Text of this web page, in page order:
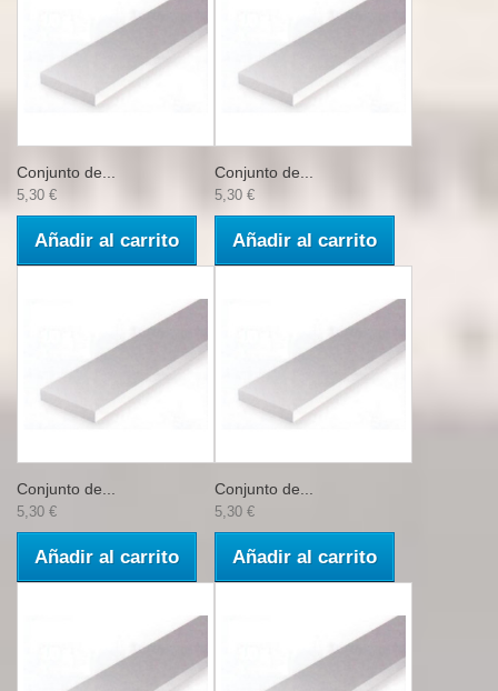
Conjunto de...
5,30 €
Añadir al carrito
Conjunto de...
5,30 €
Añadir al carrito
Conjunto de...
5,30 €
Añadir al carrito
Conjunto de...
5,30 €
Añadir al carrito